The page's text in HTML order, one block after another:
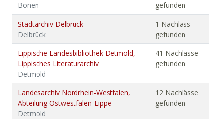
Bönen
gefunden
Stadtarchiv Delbrück
Delbrück
1 Nachlass
gefunden
Lippische Landesbibliothek Detmold,
Lippisches Literaturarchiv
Detmold
41 Nachlässe
gefunden
Landesarchiv Nordrhein-Westfalen,
Abteilung Ostwestfalen-Lippe
Detmold
12 Nachlässe
gefunden